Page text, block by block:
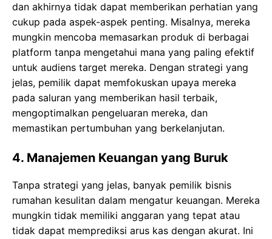
dan akhirnya tidak dapat memberikan perhatian yang
cukup pada aspek-aspek penting. Misalnya, mereka
mungkin mencoba memasarkan produk di berbagai
platform tanpa mengetahui mana yang paling efektif
untuk audiens target mereka. Dengan strategi yang
jelas, pemilik dapat memfokuskan upaya mereka
pada saluran yang memberikan hasil terbaik,
mengoptimalkan pengeluaran mereka, dan
memastikan pertumbuhan yang berkelanjutan.
4. Manajemen Keuangan yang Buruk
Tanpa strategi yang jelas, banyak pemilik bisnis
rumahan kesulitan dalam mengatur keuangan. Mereka
mungkin tidak memiliki anggaran yang tepat atau
tidak dapat memprediksi arus kas dengan akurat. Ini